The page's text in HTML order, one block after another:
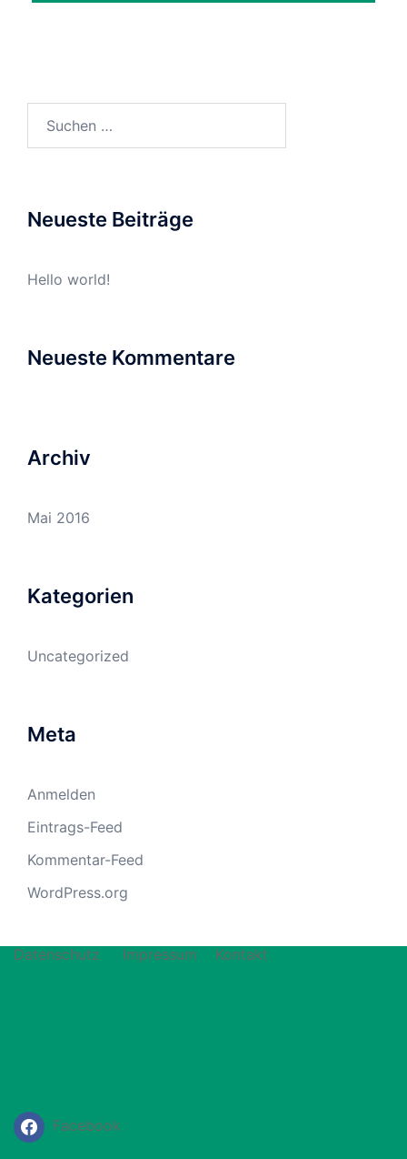
Neueste Beiträge
Hello world!
Neueste Kommentare
Archiv
Mai 2016
Kategorien
Uncategorized
Meta
Anmelden
Eintrags-Feed
Kommentar-Feed
WordPress.org
Datenschutz Impressum Kontakt
Facebook